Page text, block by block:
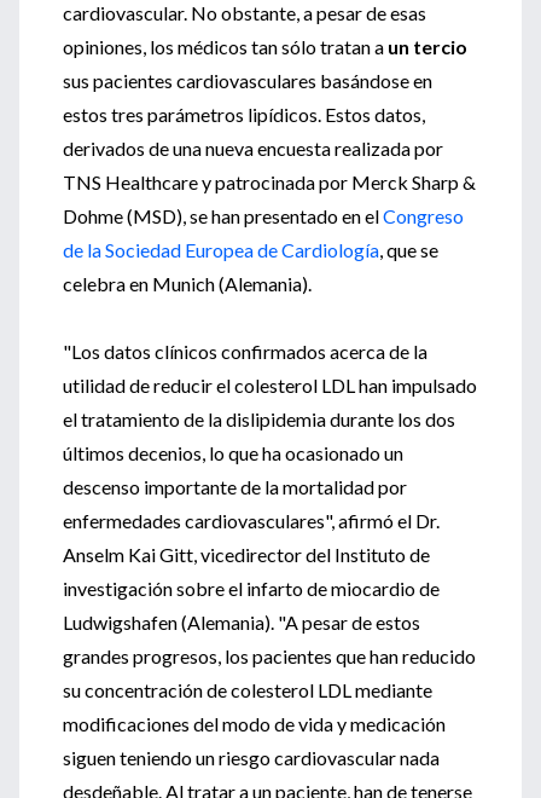
cardiovascular. No obstante, a pesar de esas
opiniones, los médicos tan sólo tratan a un tercio
sus pacientes cardiovasculares basándose en
estos tres parámetros lipídicos. Estos datos,
derivados de una nueva encuesta realizada por
TNS Healthcare y patrocinada por Merck Sharp &
Dohme (MSD), se han presentado en elCongreso
de la Sociedad Europea de Cardiología, que se
celebra en Munich (Alemania).
"Los datos clínicos confirmados acerca de la
utilidad de reducir el colesterol LDL han impulsado
el tratamiento de la dislipidemia durante los dos
últimos decenios, lo que ha ocasionado un
descenso importante de la mortalidad por
enfermedades cardiovasculares", afirmó el Dr.
Anselm Kai Gitt, vicedirector del Instituto de
investigación sobre el infarto de miocardio de
Ludwigshafen (Alemania). "A pesar de estos
grandes progresos, los pacientes que han reducido
su concentración de colesterol LDL mediante
modificaciones del modo de vida y medicación
siguen teniendo un riesgo cardiovascular nada
desdeñable. Al tratar a un paciente, han de tenerse